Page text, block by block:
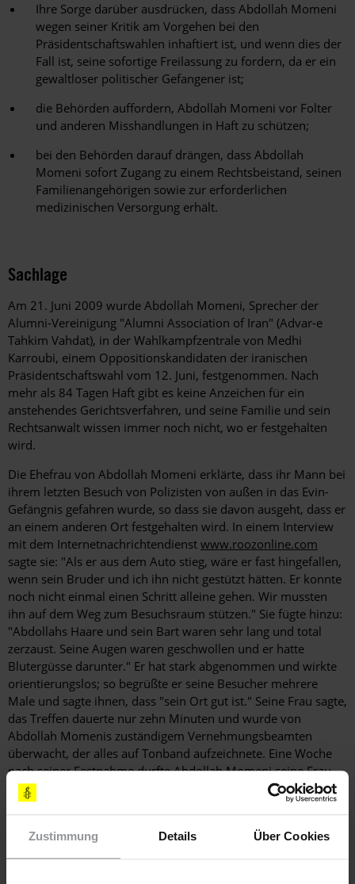
Zustimmung Details Über Cookies
Ihre Sorge darüber ausdrücken, dass Abdollah Momeni
wegen seiner Kritik am Vorgehen bei den
Präsidentschaftswahlen inhaftiert ist, und wenn dies der
Fall ist, seine sofortige Freilassung zu fordern, da er ein
gewaltloser politischer Gefangener ist;
die Behörden auffordern, Abdollah Momeni vor Folter
und anderen Misshandlungen in Haft zu schützen;
bei den Behörden darauf drängen, dass Abdollah
Momeni sofort Zugang zu einem Rechtsbeistand, seinen
Familienangehörigen sowie zur erforderlichen
medizinischen Versorgung erhält.
Sachlage
Am 21. Juni 2009 wurde Abdollah Momeni, Sprecher der
Alumni-Vereinigung "Alumni Association of Iran" (Advar-e
Tahkim Vahdat), in der Wahlkampfzentrale von Medhi
Karroubi, einem Oppositionskandidaten der iranischen
Präsidentschaftswahl vom 12. Juni, festgenommen. Nach
mehr als 84 Tagen Haft gibt es keine Anzeichen für ein
anstehendes Gerichtsverfahren, und seine Familie und sein
Rechtsanwalt wissen immer noch nicht, wo er festgehalten
wird.
Die Ehefrau von Abdollah Momeni erklärte, dass ihr Mann bei
ihrem letzten Besuch von Polizisten von außen in das Evin-
Gefängnis gefahren wurde, so dass sie davon ausgeht, dass er
an einem anderen Ort festgehalten wird. In einem Interview
mit dem Internetnachrichtendienst www.roozonline.com
sagte sie: "Als er aus dem Auto stieg, wäre er fast hingefallen,
wenn sein Bruder und ich ihn nicht gestützt hätten. Er konnte
noch nicht einmal einen Schritt alleine gehen. Wir mussten
ihn auf dem Weg zum Besuchsraum stützen." Sie fügte hinzu:
"Abdollahs Haare und sein Bart waren sehr lang und total
zerzaust. Seine Augen waren geschwollen und er hatte
Blutergüsse darunter." Er hat stark abgenommen und wirkte
orientierungslos; so begrüßte er seine Besucher mehrere
Male und sagte ihnen, dass "sein Ort gut ist." Seine Frau sagte,
das Treffen dauerte nur zehn Minuten und wurde von
Abdollah Momenis zuständigem Vernehmungsbeamten
überwacht, der alles auf Tonband aufzeichnete. Eine Woche
nach seiner Festnahme durfte Abdollah Momeni seine Frau
einmal anrufen, als er tief verzweifelt war, aber seitdem
durfte er nicht mehr telefonieren, und seit dem letzten Besuch